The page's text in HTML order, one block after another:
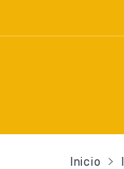
Inicio